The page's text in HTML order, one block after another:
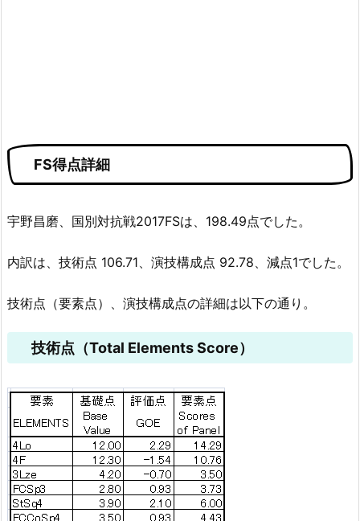
FS得点詳細
宇野昌磨、国別対抗戦2017FSは、198.49点でした。
内訳は、技術点 106.71、演技構成点 92.78、減点1でした。
技術点（要素点）、演技構成点の詳細は以下の通り。
技術点（Total Elements Score）